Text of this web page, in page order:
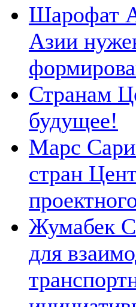
Шарофат
Азии
Странам
будущее!
Марс
стран
Жумабек
для